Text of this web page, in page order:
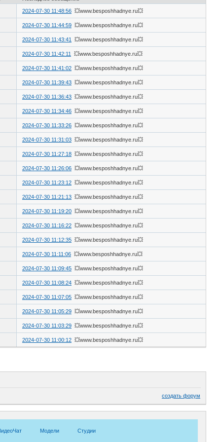
2024-07-30 11:48:56 💥www.besposhhadnye.ru💥
2024-07-30 11:44:59 💥www.besposhhadnye.ru💥
2024-07-30 11:43:41 💥www.besposhhadnye.ru💥
2024-07-30 11:42:11 💥www.besposhhadnye.ru💥
2024-07-30 11:41:02 💥www.besposhhadnye.ru💥
2024-07-30 11:39:43 💥www.besposhhadnye.ru💥
2024-07-30 11:36:43 💥www.besposhhadnye.ru💥
2024-07-30 11:34:46 💥www.besposhhadnye.ru💥
2024-07-30 11:33:26 💥www.besposhhadnye.ru💥
2024-07-30 11:31:03 💥www.besposhhadnye.ru💥
2024-07-30 11:27:18 💥www.besposhhadnye.ru💥
2024-07-30 11:26:06 💥www.besposhhadnye.ru💥
2024-07-30 11:23:12 💥www.besposhhadnye.ru💥
2024-07-30 11:21:13 💥www.besposhhadnye.ru💥
2024-07-30 11:19:20 💥www.besposhhadnye.ru💥
2024-07-30 11:16:22 💥www.besposhhadnye.ru💥
2024-07-30 11:12:35 💥www.besposhhadnye.ru💥
2024-07-30 11:11:06 💥www.besposhhadnye.ru💥
2024-07-30 11:09:45 💥www.besposhhadnye.ru💥
2024-07-30 11:08:24 💥www.besposhhadnye.ru💥
2024-07-30 11:07:05 💥www.besposhhadnye.ru💥
2024-07-30 11:05:29 💥www.besposhhadnye.ru💥
2024-07-30 11:03:29 💥www.besposhhadnye.ru💥
2024-07-30 11:00:12 💥www.besposhhadnye.ru💥
создать форум
Модели Студии